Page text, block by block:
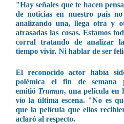
"Hay señales que te hacen
de noticias en nuestro país
analizando una, llega otra y
atrasadas las cosas. Estamos
corral tratando de analizar
tiempo vivir. Ni hablar de ser
El reconocido actor había
polémica el fin de semana
emitió Truman, una película en
vío la última escena. "No es
que la película que ellos
aclaró al respecto.